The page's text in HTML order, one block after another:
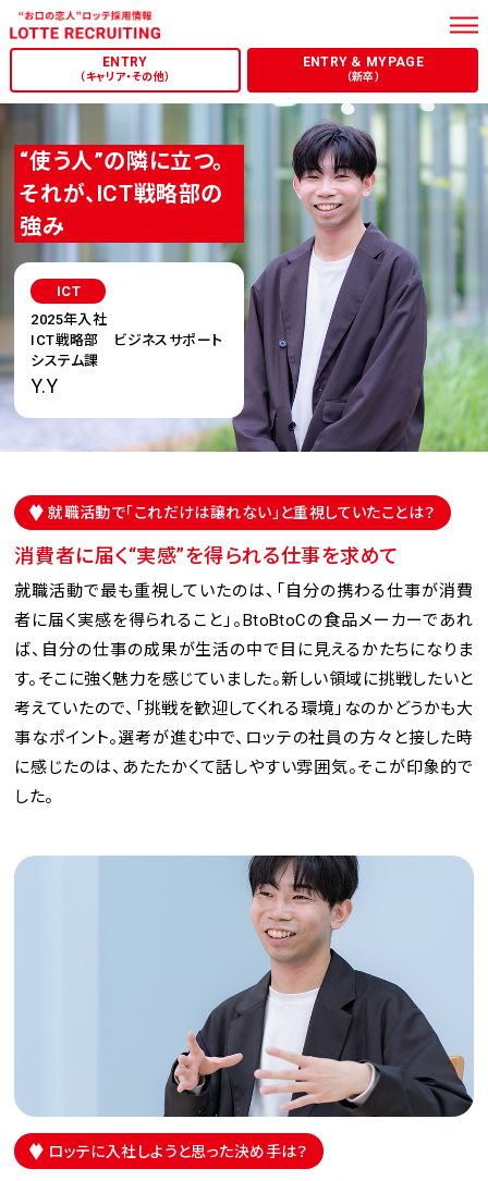
（キャリア・その他） （新卒）
“使う人”の隣に立つ。
それが、ICT戦略部の
強み
ICT
2025年⼊社
ICT戦略部 ビジネスサポート
システム課
Y.Y
就職活動で「これだけは譲れない」と重視していたことは？
消費者に届く“実感”を得られる仕事を求めて
就職活動で最も重視していたのは、「自分の携わる仕事が消費
者に届く実感を得られること」。BtoBtoCの食品メーカーであれ
ば、自分の仕事の成果が生活の中で目に見えるかたちになりま
す。そこに強く魅力を感じていました。新しい領域に挑戦したいと
考えていたので、「挑戦を歓迎してくれる環境」なのかどうかも大
事なポイント。選考が進む中で、ロッテの社員の方々と接した時
に感じたのは、あたたかくて話しやすい雰囲気。そこが印象的で
した。
ロッテに入社しようと思った決め手は？